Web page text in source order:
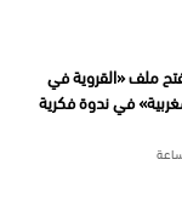
ملف «القروية في
في ندوة فكرية